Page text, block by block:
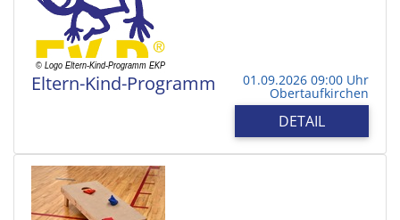
Eltern-Kind-Programm 01.09.2026 09:00 Uhr
Obertaufkirchen
DETAIL